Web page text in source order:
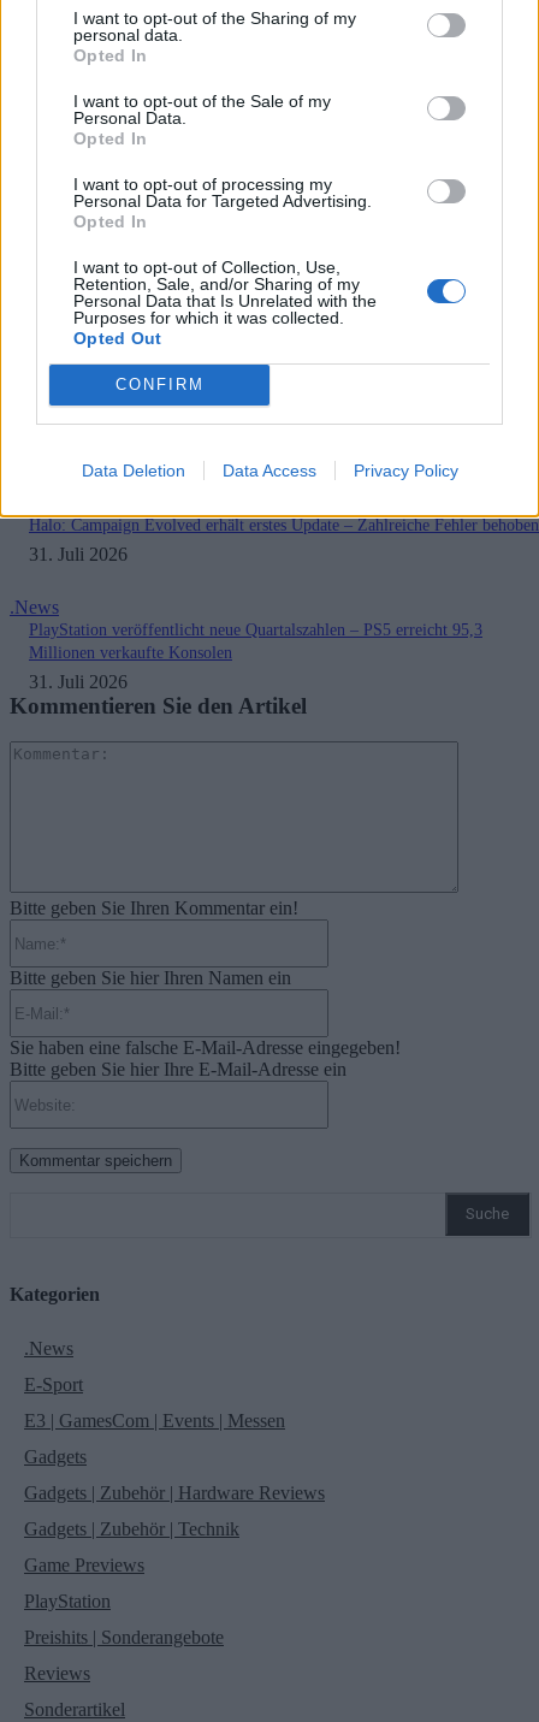
I want to opt-out of the Sharing of my
personal data.
Opted In
I want to opt-out of the Sale of my
Personal Data.
Opted In
I want to opt-out of processing my
Personal Data for Targeted Advertising.
Opted In
I want to opt-out of Collection, Use,
Retention, Sale, and/or Sharing of my
Personal Data that Is Unrelated with the
Purposes for which it was collected.
Opted Out
CONFIRM
Data Deletion Data Access Privacy Policy
Vorheriger Artikel
Amazon: Weitere PS5
Nächster Artikel
wohl keine Lust
RELATED ARTICLES
gesichert
Halo: Campaign Evolved erhält erstes Update – Zahlreiche Fehler behoben
31. Juli 2026
.News
PlayStation veröffentlicht neue Quartalszahlen – PS5 erreicht 95,3
Millionen verkaufte Konsolen
31. Juli 2026
Kommentieren Sie den Artikel
Bitte geben Sie Ihren Kommentar ein!
Bitte geben Sie hier Ihren Namen ein
Sie haben eine falsche E-Mail-Adresse eingegeben!
Bitte geben Sie hier Ihre E-Mail-Adresse ein
Suche
Kategorien
.News
E-Sport
E3 | GamesCom | Events | Messen
Gadgets
Gadgets | Zubehör | Hardware Reviews
Gadgets | Zubehör | Technik
Game Previews
PlayStation
Preishits | Sonderangebote
Reviews
Sonderartikel